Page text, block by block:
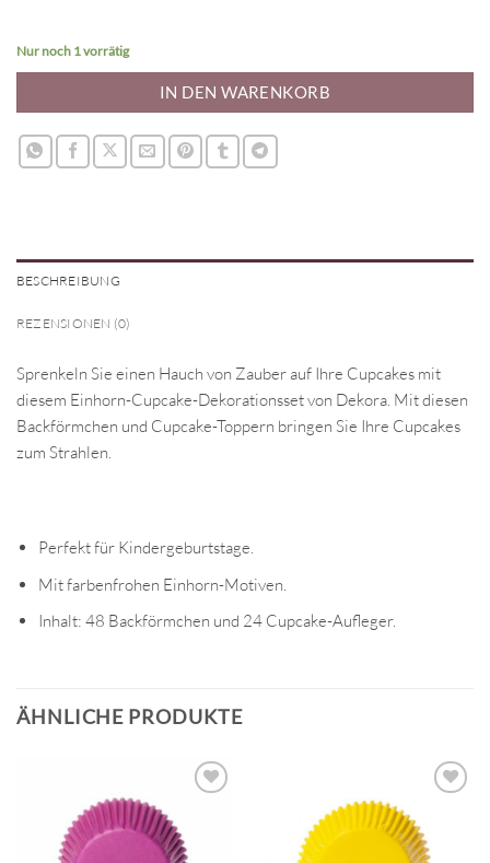
Nur noch 1 vorrätig
IN DEN WARENKORB
BESCHREIBUNG
REZENSIONEN (0)
Sprenkeln Sie einen Hauch von Zauber auf Ihre Cupcakes mit
diesem Einhorn-Cupcake-Dekorationsset von Dekora. Mit diesen
Backförmchen und Cupcake-Toppern bringen Sie Ihre Cupcakes
zum Strahlen.
Perfekt für Kindergeburtstage.
Mit farbenfrohen Einhorn-Motiven.
Inhalt: 48 Backförmchen und 24 Cupcake-Aufleger.
ÄHNLICHE PRODUKTE